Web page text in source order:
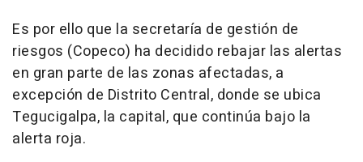
Es por ello que la secretaría de gestión de
riesgos (Copeco) ha decidido rebajar las alertas
en gran parte de las zonas afectadas, a
excepción de Distrito Central, donde se ubica
Tegucigalpa, la capital, que continúa bajo la
alerta roja.